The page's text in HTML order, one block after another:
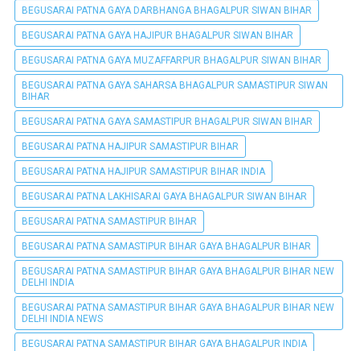
BEGUSARAI PATNA GAYA DARBHANGA BHAGALPUR SIWAN BIHAR
BEGUSARAI PATNA GAYA HAJIPUR BHAGALPUR SIWAN BIHAR
BEGUSARAI PATNA GAYA MUZAFFARPUR BHAGALPUR SIWAN BIHAR
BEGUSARAI PATNA GAYA SAHARSA BHAGALPUR SAMASTIPUR SIWAN
BIHAR
BEGUSARAI PATNA GAYA SAMASTIPUR BHAGALPUR SIWAN BIHAR
BEGUSARAI PATNA HAJIPUR SAMASTIPUR BIHAR
BEGUSARAI PATNA HAJIPUR SAMASTIPUR BIHAR INDIA
BEGUSARAI PATNA LAKHISARAI GAYA BHAGALPUR SIWAN BIHAR
BEGUSARAI PATNA SAMASTIPUR BIHAR
BEGUSARAI PATNA SAMASTIPUR BIHAR GAYA BHAGALPUR BIHAR
BEGUSARAI PATNA SAMASTIPUR BIHAR GAYA BHAGALPUR BIHAR NEW
DELHI INDIA
BEGUSARAI PATNA SAMASTIPUR BIHAR GAYA BHAGALPUR BIHAR NEW
DELHI INDIA NEWS
BEGUSARAI PATNA SAMASTIPUR BIHAR GAYA BHAGALPUR INDIA